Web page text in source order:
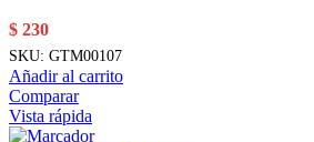
$ 230
SKU: GTM00107
Añadir al carrito
Comparar
Vista rápida